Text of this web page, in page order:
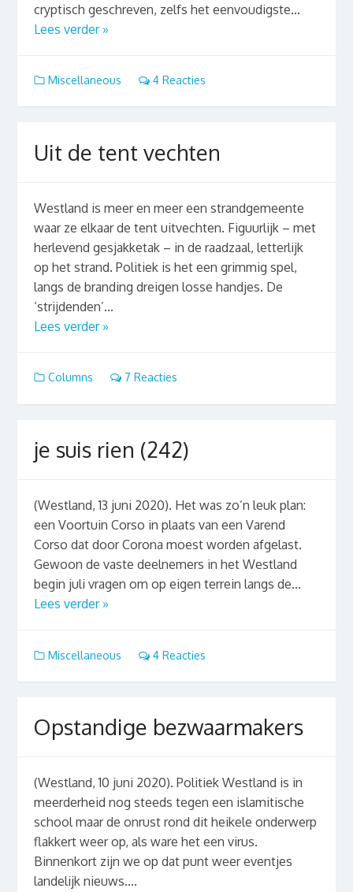
cryptisch geschreven, zelfs het eenvoudigste...
Lees verder »
Miscellaneous 4 Reacties
Uit de tent vechten
Westland is meer en meer een strandgemeente
waar ze elkaar de tent uitvechten. Figuurlijk – met
herlevend gesjakketak – in de raadzaal, letterlijk
op het strand. Politiek is het een grimmig spel,
langs de branding dreigen losse handjes. De
‘strijdenden’...
Lees verder »
Columns 7 Reacties
je suis rien (242)
(Westland, 13 juni 2020). Het was zo’n leuk plan:
een Voortuin Corso in plaats van een Varend
Corso dat door Corona moest worden afgelast.
Gewoon de vaste deelnemers in het Westland
begin juli vragen om op eigen terrein langs de...
Lees verder »
Miscellaneous 4 Reacties
Opstandige bezwaarmakers
(Westland, 10 juni 2020). Politiek Westland is in
meerderheid nog steeds tegen een islamitische
school maar de onrust rond dit heikele onderwerp
flakkert weer op, als ware het een virus.
Binnenkort zijn we op dat punt weer eventjes
landelijk nieuws....